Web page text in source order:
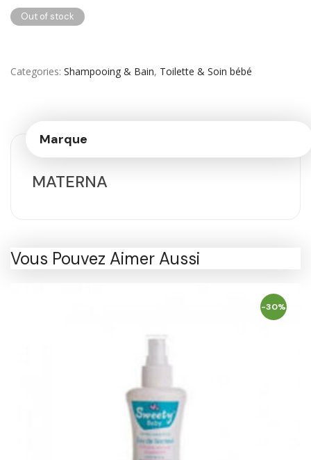
Out of stock
Categories Shampooing & Bain, Toilette & Soin bébé
Marque
MATERNA
Vous Pouvez Aimer Aussi
-30%